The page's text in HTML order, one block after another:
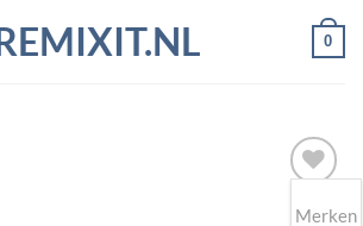
0
Merken